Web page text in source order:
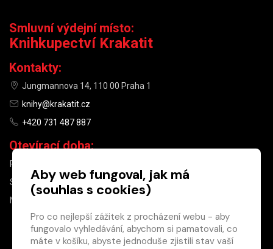
×
Smluvní výdejní místo:
Knihkupectví Krakatit
Kontakty:
Jungmannova 14, 110 00 Praha 1
knihy@krakatit.cz
+420 731 487 887
Otevírací doba:
PO–PÁ
SO
10:00–13:00
NE
Aby web fungoval, jak má
(souhlas s cookies)
Pro co nejlepší zážitek z procházení webu - aby
fungovalo vyhledávání, abychom si pamatovali, co
máte v košíku, abyste jednoduše zjistili stav vaší